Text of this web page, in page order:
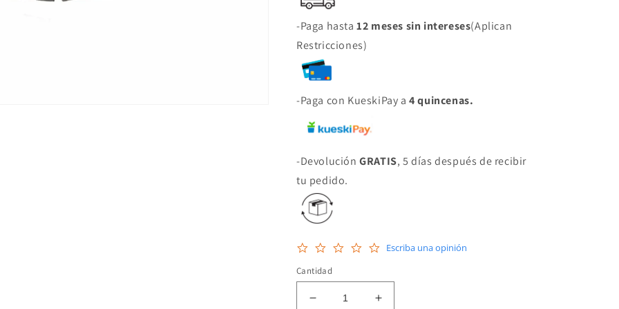
-Paga hasta12 meses sin intereses(Aplican
Restricciones)
-Paga con KueskiPay a4 quincenas.
-DevoluciónGRATIS, 5 días después de recibir
tu pedido.
0.0
Escriba una opinión
Cantidad
Reducir
Aumentar